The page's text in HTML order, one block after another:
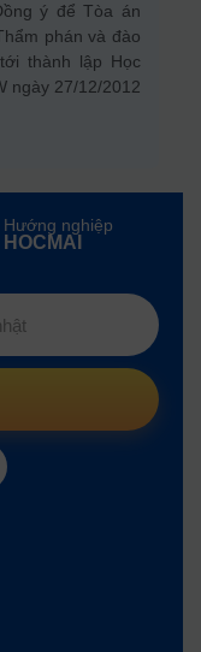
ý để Tòa án
phán và đào
thành lập Học
ngày 27/12/2012
Hướng nghiệp
HOCMAI